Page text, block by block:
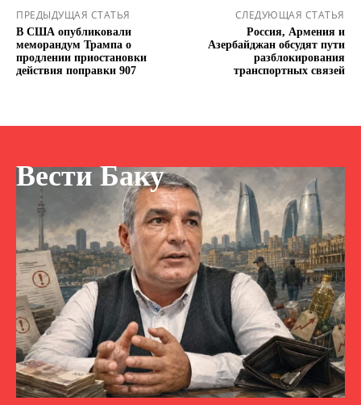
ПРЕДЫДУЩАЯ СТАТЬЯ
В США опубликовали
меморандум Трампа о
продлении приостановки
действия поправки 907
СЛЕДУЮЩАЯ СТАТЬЯ
Россия, Армения и
Азербайджан обсудят пути
разблокирования
транспортных связей
Вести Баку